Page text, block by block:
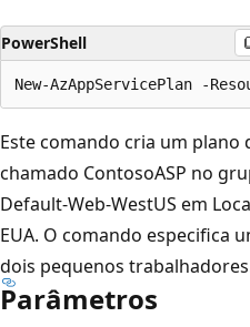
PowerShell
Este comando cria um plano
chamado ContosoASP no
Default-Web-WestUS em
EUA. O comando especifica
dois pequenos
Parâmetros